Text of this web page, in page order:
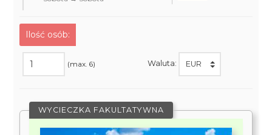
Ilość osób:
(max. 6) Waluta:
WYCIECZKA FAKULTATYWNA